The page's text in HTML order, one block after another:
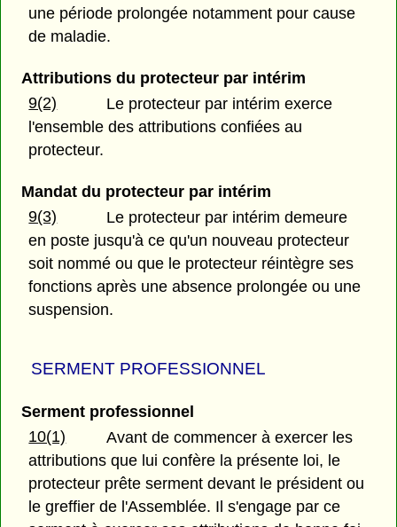
une période prolongée notamment pour cause
de maladie.
Attributions du protecteur par intérim
9(2)
Le protecteur par intérim exerce
l'ensemble des attributions confiées au
protecteur.
Mandat du protecteur par intérim
9(3)
Le protecteur par intérim demeure
en poste jusqu'à ce qu'un nouveau protecteur
soit nommé ou que le protecteur réintègre ses
fonctions après une absence prolongée ou une
suspension.
SERMENT PROFESSIONNEL
Serment professionnel
10(1)
Avant de commencer à exercer les
attributions que lui confère la présente loi, le
protecteur prête serment devant le président ou
le greffier de l'Assemblée. Il s'engage par ce